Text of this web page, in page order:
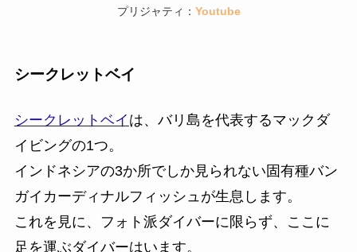
プリジャティ： Youtube
シークレットベイ
シークレットベイ は、バリ島を代表するマックダ
イビングの1つ。
インドネシアの3か所でしか見られない固有種バン
ガイカーディナルフィッシュが生息します。
これを見に、フォト派ダイバーに限らず、ここに
足を運ぶダイバーはいます。